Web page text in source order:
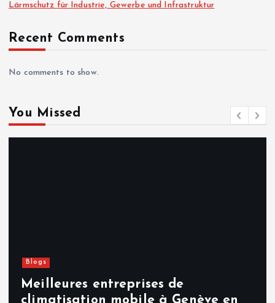
Lärmschutz für Industrie, Gewerbe und Infrastruktur
Recent Comments
No comments to show.
You Missed
Blogs
Meilleures entreprises de
climatisation mobile à Genève en